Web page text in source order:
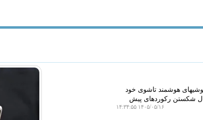
هوشمند تاشوی خود
نمود که گلکسی زد فولد 8، زد فولد 8 اولترا و زد فلیپ 8 در حال شکستن رکوردهای پیش
۱۴۰۵/۰۵/۱۶ ۱۴:۳۴:۵۵